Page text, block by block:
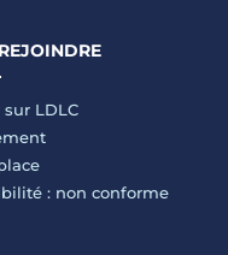
sur LDLC
: non conforme